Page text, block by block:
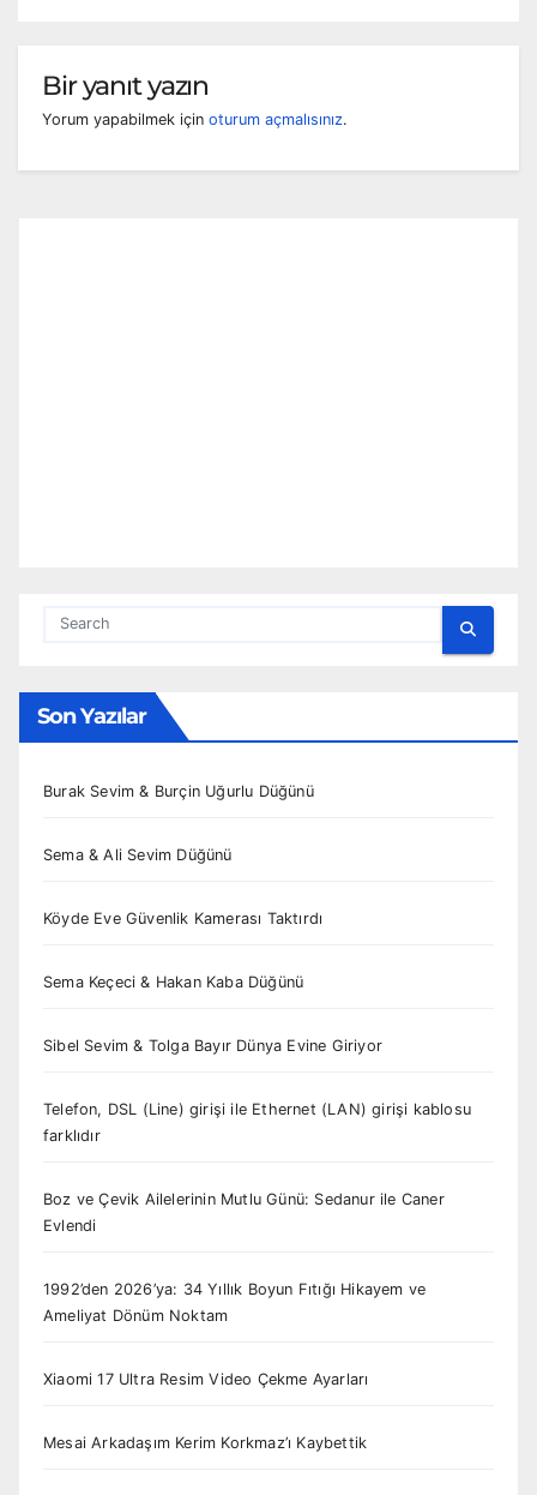
Bir yanıt yazın
Yorum yapabilmek için oturum açmalısınız.
Son Yazılar
Burak Sevim & Burçin Uğurlu Düğünü
Sema & Ali Sevim Düğünü
Köyde Eve Güvenlik Kamerası Taktırdı
Sema Keçeci & Hakan Kaba Düğünü
Sibel Sevim & Tolga Bayır Dünya Evine Giriyor
Telefon, DSL (Line) girişi ile Ethernet (LAN) girişi kablosu
farklıdır
Boz ve Çevik Ailelerinin Mutlu Günü: Sedanur ile Caner
Evlendi
1992’den 2026’ya: 34 Yıllık Boyun Fıtığı Hikayem ve
Ameliyat Dönüm Noktam
Xiaomi 17 Ultra Resim Video Çekme Ayarları
Mesai Arkadaşım Kerim Korkmaz’ı Kaybettik